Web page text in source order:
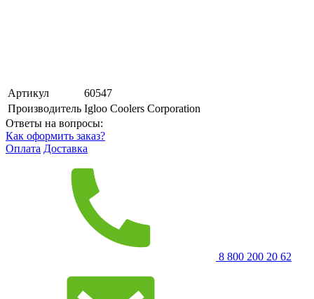
Артикул
60547
Производитель Igloo Coolers Corporation
Ответы на вопросы:
Как оформить заказ?
Оплата Доставка
8 800 200 20 62